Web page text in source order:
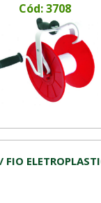
Cód: 3708
FIO